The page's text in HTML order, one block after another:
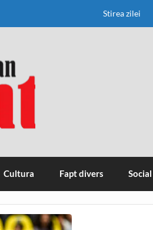
Stirea zilei
Cultura Fapt divers Social